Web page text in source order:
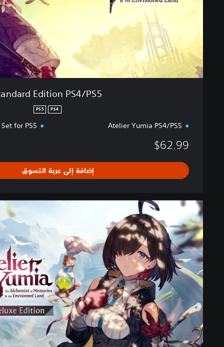
o
n
P
S
Edition PS4/PS5
PS4
PS5
Atelier Yumia PS4/PS5
for PS5
$62.99
إضافة إلى عربة التسوق
D
i
g
i
t
a
l
D
e
u
x
e
P